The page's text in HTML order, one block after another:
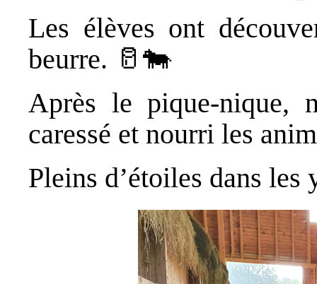
Les élèves ont
beurre. 🥛🐄
Après le pique-nique,
caressé et nourri les
Pleins d’étoiles dans les